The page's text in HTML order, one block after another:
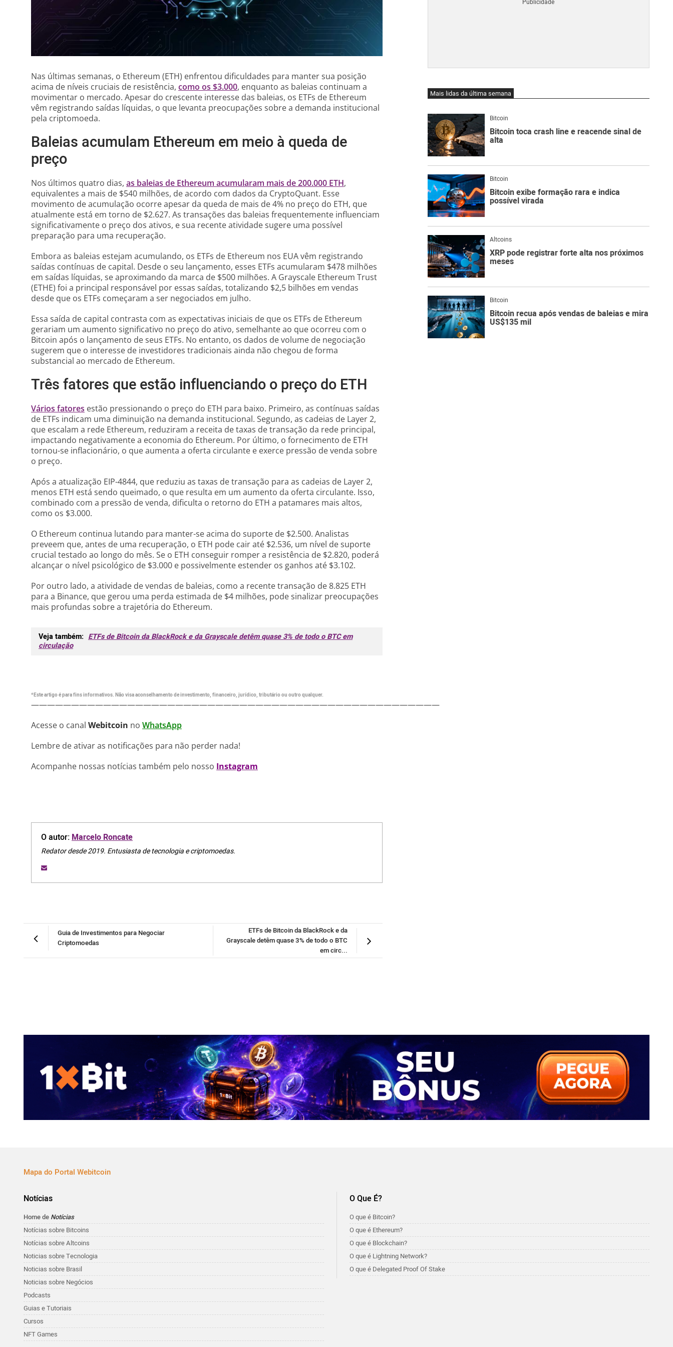
Nas últimas semanas, o Ethereum (ETH) enfrentou dificuldades para manter sua posição
acima de níveis cruciais de resistência, como os $3.000, enquanto as baleias continuam a
movimentar o mercado. Apesar do crescente interesse das baleias, os ETFs de Ethereum
vêm registrando saídas líquidas, o que levanta preocupações sobre a demanda institucional
pela criptomoeda.
Baleias acumulam Ethereum em meio à queda de
preço
Nos últimos quatro dias, as baleias de Ethereum acumularam mais de 200.000 ETH,
equivalentes a mais de $540 milhões, de acordo com dados da CryptoQuant. Esse
movimento de acumulação ocorre apesar da queda de mais de 4% no preço do ETH, que
atualmente está em torno de $2.627. As transações das baleias frequentemente influenciam
significativamente o preço dos ativos, e sua recente atividade sugere uma possível
preparação para uma recuperação.
Embora as baleias estejam acumulando, os ETFs de Ethereum nos EUA vêm registrando
saídas contínuas de capital. Desde o seu lançamento, esses ETFs acumularam $478 milhões
em saídas líquidas, se aproximando da marca de $500 milhões. A Grayscale Ethereum Trust
(ETHE) foi a principal responsável por essas saídas, totalizando $2,5 bilhões em vendas
desde que os ETFs começaram a ser negociados em julho.
Essa saída de capital contrasta com as expectativas iniciais de que os ETFs de Ethereum
gerariam um aumento significativo no preço do ativo, semelhante ao que ocorreu com o
Bitcoin após o lançamento de seus ETFs. No entanto, os dados de volume de negociação
sugerem que o interesse de investidores tradicionais ainda não chegou de forma
substancial ao mercado de Ethereum.
Três fatores que estão influenciando o preço do ETH
Vários fatores estão pressionando o preço do ETH para baixo. Primeiro, as contínuas saídas
de ETFs indicam uma diminuição na demanda institucional. Segundo, as cadeias de Layer 2,
que escalam a rede Ethereum, reduziram a receita de taxas de transação da rede principal,
impactando negativamente a economia do Ethereum. Por último, o fornecimento de ETH
tornou-se inflacionário, o que aumenta a oferta circulante e exerce pressão de venda sobre
o preço.
Após a atualização EIP-4844, que reduziu as taxas de transação para as cadeias de Layer 2,
menos ETH está sendo queimado, o que resulta em um aumento da oferta circulante. Isso,
combinado com a pressão de venda, dificulta o retorno do ETH a patamares mais altos,
como os $3.000.
O Ethereum continua lutando para manter-se acima do suporte de $2.500. Analistas
preveem que, antes de uma recuperação, o ETH pode cair até $2.536, um nível de suporte
crucial testado ao longo do mês. Se o ETH conseguir romper a resistência de $2.820, poderá
alcançar o nível psicológico de $3.000 e possivelmente estender os ganhos até $3.102.
Por outro lado, a atividade de vendas de baleias, como a recente transação de 8.825 ETH
para a Binance, que gerou uma perda estimada de $4 milhões, pode sinalizar preocupações
mais profundas sobre a trajetória do Ethereum.
Veja também: ETFs de Bitcoin da BlackRock e da Grayscale detêm quase 3% de todo o BTC em
circulação
*Este artigo é para fins informativos. Não visa aconselhamento de investimento, financeiro, jurídico, tributário ou outro qualquer.
———————————————————————————————————————————————————
Acesse o canal Webitcoin no WhatsApp
Lembre de ativar as notificações para não perder nada!
Acompanhe nossas notícias também pelo nosso Instagram
O autor:Marcelo Roncate
Redator desde 2019. Entusiasta de tecnologia e criptomoedas.
ETFs de Bitcoin da BlackRock e da
Grayscale detêm quase 3% de todo o BTC
em circ...
Guia de Investimentos para Negociar
Criptomoedas
Mais lidas da última semana
Bitcoin
Bitcoin toca crash line e reacende sinal de
alta
Bitcoin
Bitcoin exibe formação rara e indica
possível virada
Altcoins
XRP pode registrar forte alta nos próximos
meses
Bitcoin
Bitcoin recua após vendas de baleias e mira
US$135 mil
Mapa do Portal Webitcoin
Notícias
Home de Notícias
Notícias sobre Bitcoins
Notícias sobre Altcoins
Noticias sobre Tecnologia
Noticias sobre Brasil
Noticias sobre Negócios
Podcasts
Guias e Tutoriais
Cursos
NFT Games
O Que É?
O que é Bitcoin?
O que é Ethereum?
O que é Blockchain?
O que é Lightning Network?
O que é Delegated Proof Of Stake